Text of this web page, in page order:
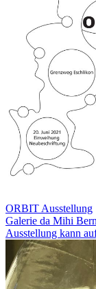
ORBIT Ausstellung
Galerie da Mihi
Ausstellung kann